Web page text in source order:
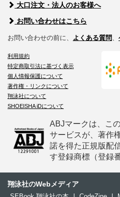
大口注文・法人のお客様へ
お問い合わせはこちら
お問い合わせの前に、 よくある質問、
利用規約
特定商取引法に基づく表示
個人情報保護について
著作権・リンクについて
翔泳社について
SHOEISHA iDについて
ABJマークは、こ
サービスが、著作
諾を得た正規版配
す登録商標（登録
翔泳社のWebメディア